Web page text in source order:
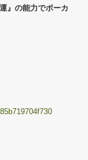
』の能力でポーカ